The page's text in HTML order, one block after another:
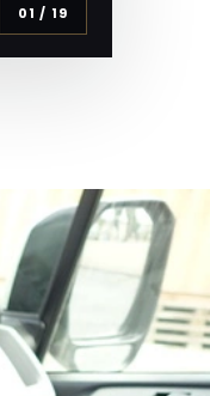
01 / 19